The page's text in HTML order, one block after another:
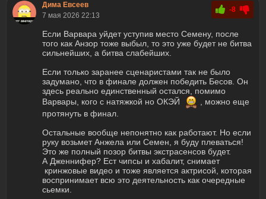
Дима Евсеев
7 мая 2026 22:13
-8
Если Варвара уйдет уступив место Семену, после
того как Анзор тоже выбыл, то это уже будет не битва
сильнейших, а битва слабейших.
Если только заранее сценаристами так не было
задумано, что в финале должен победить Бесов. Он
здесь реально единственный остался, помимо
Варвары, кого с натяжкой но ОКЭЙ
, можно еще
протянуть в финал.
Остальные вообще непонятно как работают. Но если
руку возьмет Анжела или Семен, я буду плеваться!
Это же полный позор битвы экстрасенсов будет.
А Дженнифер? Ест чипсы и хабалит, снимает
кринжовые видео и тоже является актрисой, которая
воспринимает всю это деятельность как очередные
сьемки.